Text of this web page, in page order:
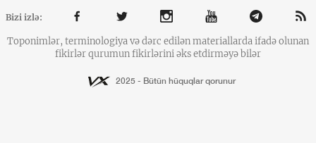
Bizi izlə:
Toponimlər, terminologiya və dərc edilən materiallarda ifadə olunan
fikirlər qurumun fikirlərini əks etdirməyə bilər
2025 - Bütün hüquqlar qorunur